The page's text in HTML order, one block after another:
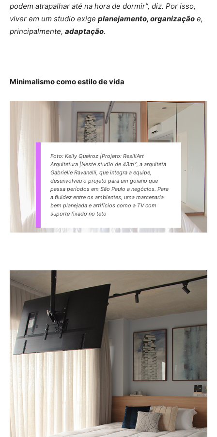
podem atrapalhar até na hora de dormir”, diz. Por isso,
viver em um studio exige planejamento, organização e,
principalmente, adaptação.
Minimalismo como estilo de vida
Foto: Kelly Queiroz |Projeto: ResiliArt
Arquitetura |Neste studio de 43m², a arquiteta
Gabrielle Ravanelli, que integra a equipe,
desenvolveu o projeto para um goiano que
passa períodos em São Paulo a negócios. Para
a fluidez entre os ambientes, uma marcenaria
bem planejada e artifícios como a TV com
suporte fixado no teto